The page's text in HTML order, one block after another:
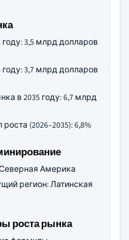
3,5 млрд долларов
3,7 млрд долларов
в 2035 году: 6,7 млрд
(2026–2035): 6,8%
Америка
регион: Латинская
роста рынка